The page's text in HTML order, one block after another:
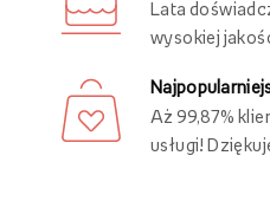
Lata
wysokiej
Aż 99,87%
usługi!